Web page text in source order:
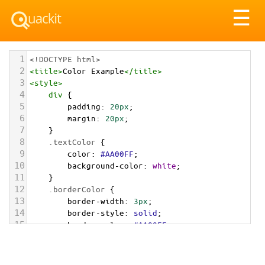
☰
1 <!DOCTYPE html>
2 <title>Color Example</title>
3 <style>
4 div {
5 padding: 20px;
6 margin: 20px;
7 }
8 .textColor {
9 color: #AA00FF;
10 background-color: white;
11 }
12 .borderColor {
13 border-width: 3px;
14 border-style: solid;
15 border-color: #AA00FF;